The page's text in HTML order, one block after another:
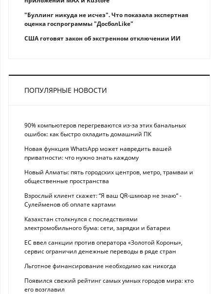
"Буллинг никуда не исчез". Что показала экспертная
оценка госпрограммы "ДосболLike"
США готовят закон об экстренном отключении ИИ
ПОПУЛЯРНЫЕ НОВОСТИ
90% компьютеров перегреваются из-за этих банальных
ошибок: как быстро охладить домашний ПК
Новая функция WhatsApp может навредить вашей
приватности: что нужно знать каждому
Новый Алматы: пять городских центров, метро, трамваи и
общественные пространства
Взрослый клиент скажет: “Я ваш QR-шмюар не знаю“ -
Сулейменов об оплате картами
Казахстан столкнулся с последствиями
электромобильного бума: сети, зарядки и батареи
ЕС ввел санкции против оператора «Золотой Короны»,
сервис ограничил денежные переводы в ряде стран
Льготное финансирование необходимо как никогда
Появился свежий рейтинг самых умных городов мира: кто
его возглавил